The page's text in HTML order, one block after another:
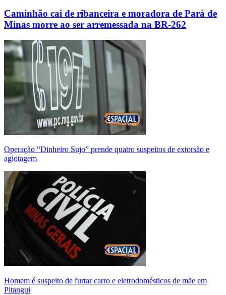
Caminhão cai de ribanceira e moradora de Pará de
Minas morre ao ser arremessada na BR-262
Operação “Dinheiro Sujo” prende quatro suspeitos de extorsão e
agiotagem
Homem é suspeito de furtar carro e eletrodomésticos de mãe em
Pitangui